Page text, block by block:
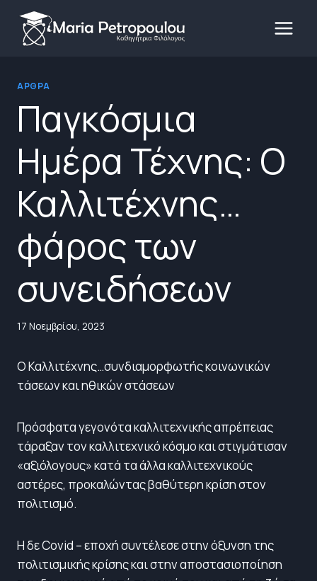
content
ΆΡΘΡΑ
Παγκόσμια
Ημέρα Τέχνης: Ο
Καλλιτέχνης…
φάρος των
συνειδήσεων
17 Νοεμβρίου, 2023
Ο Καλλιτέχνης…συνδιαμορφωτής κοινωνικών
τάσεων και ηθικών στάσεων
Πρόσφατα γεγονότα καλλιτεχνικής απρέπειας
τάραξαν τον καλλιτεχνικό κόσμο και στιγμάτισαν
«αξιόλογους» κατά τα άλλα καλλιτεχνικούς
αστέρες, προκαλώντας βαθύτερη κρίση στον
πολιτισμό.
Η δε Covid – εποχή συντέλεσε στην όξυνση της
πολιτισμικής κρίσης και στην αποστασιοποίηση